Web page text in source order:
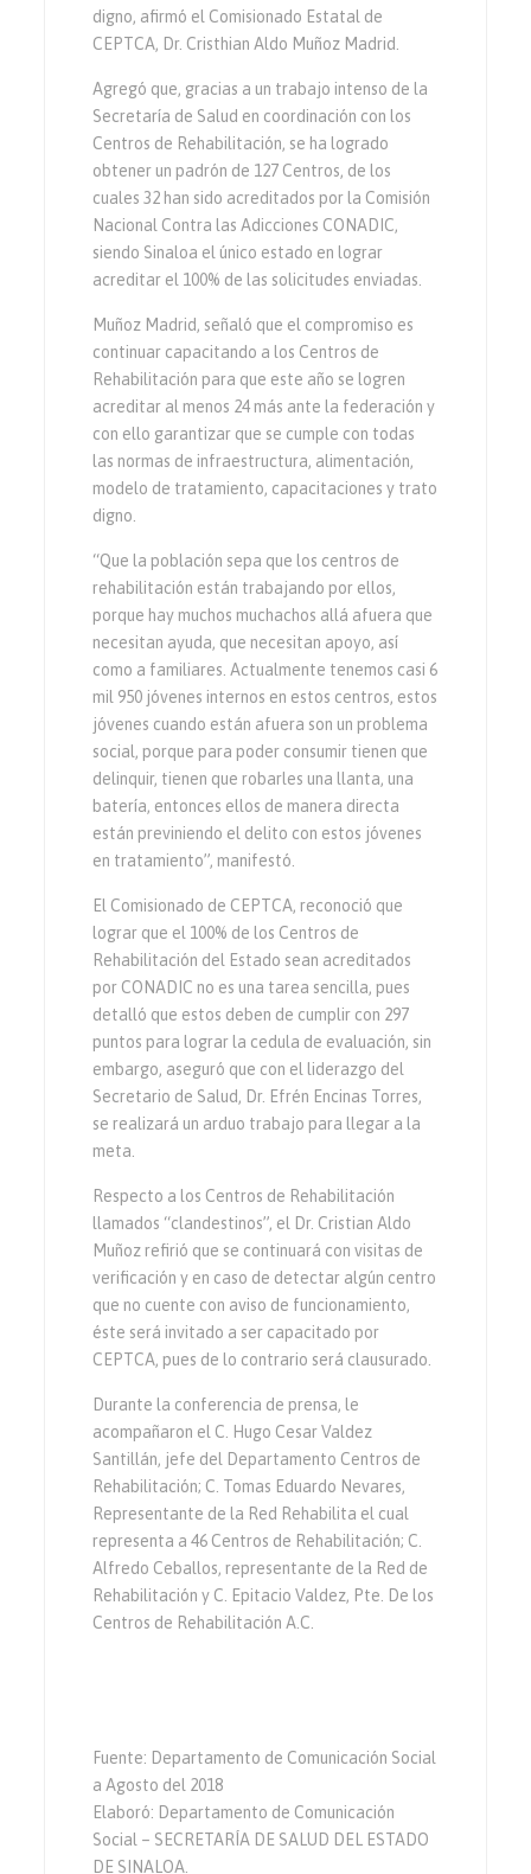
digno, afirmó el Comisionado Estatal de
CEPTCA, Dr. Cristhian Aldo Muñoz Madrid.
Agregó que, gracias a un trabajo intenso de la
Secretaría de Salud en coordinación con los
Centros de Rehabilitación, se ha logrado
obtener un padrón de 127 Centros, de los
cuales 32 han sido acreditados por la Comisión
Nacional Contra las Adicciones CONADIC,
siendo Sinaloa el único estado en lograr
acreditar el 100% de las solicitudes enviadas.
Muñoz Madrid, señaló que el compromiso es
continuar capacitando a los Centros de
Rehabilitación para que este año se logren
acreditar al menos 24 más ante la federación y
con ello garantizar que se cumple con todas
las normas de infraestructura, alimentación,
modelo de tratamiento, capacitaciones y trato
digno.
“Que la población sepa que los centros de
rehabilitación están trabajando por ellos,
porque hay muchos muchachos allá afuera que
necesitan ayuda, que necesitan apoyo, así
como a familiares. Actualmente tenemos casi 6
mil 950 jóvenes internos en estos centros, estos
jóvenes cuando están afuera son un problema
social, porque para poder consumir tienen que
delinquir, tienen que robarles una llanta, una
batería, entonces ellos de manera directa
están previniendo el delito con estos jóvenes
en tratamiento”, manifestó.
El Comisionado de CEPTCA, reconoció que
lograr que el 100% de los Centros de
Rehabilitación del Estado sean acreditados
por CONADIC no es una tarea sencilla, pues
detalló que estos deben de cumplir con 297
puntos para lograr la cedula de evaluación, sin
embargo, aseguró que con el liderazgo del
Secretario de Salud, Dr. Efrén Encinas Torres,
se realizará un arduo trabajo para llegar a la
meta.
Respecto a los Centros de Rehabilitación
llamados “clandestinos”, el Dr. Cristian Aldo
Muñoz refirió que se continuará con visitas de
verificación y en caso de detectar algún centro
que no cuente con aviso de funcionamiento,
éste será invitado a ser capacitado por
CEPTCA, pues de lo contrario será clausurado.
Durante la conferencia de prensa, le
acompañaron el C. Hugo Cesar Valdez
Santillán, jefe del Departamento Centros de
Rehabilitación; C. Tomas Eduardo Nevares,
Representante de la Red Rehabilita el cual
representa a 46 Centros de Rehabilitación; C.
Alfredo Ceballos, representante de la Red de
Rehabilitación y C. Epitacio Valdez, Pte. De los
Centros de Rehabilitación A.C.
Fuente: Departamento de Comunicación Social
a Agosto del 2018
Elaboró: Departamento de Comunicación
Social – SECRETARÍA DE SALUD DEL ESTADO
DE SINALOA.